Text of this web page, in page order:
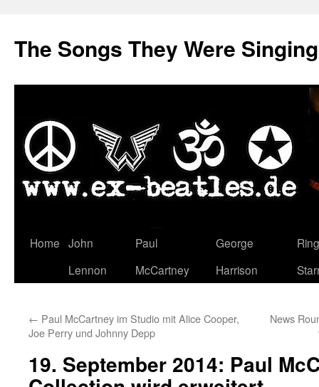
The Songs They Were
Zum
Home John
Lennon
Paul
McCartney
George
Harrison
← Paul McCartney im Studio mit Alice Cooper,
Joe Perry und Johnny Depp
News
19. September 2014: Paul